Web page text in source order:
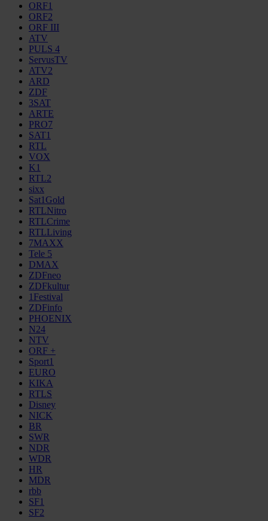
ORF1
ORF2
ORF III
ATV
PULS 4
ServusTV
ATV2
ARD
ZDF
3SAT
ARTE
PRO7
SAT1
RTL
VOX
K1
RTL2
sixx
Sat1Gold
RTLNitro
RTLCrime
RTLLiving
7MAXX
Tele 5
DMAX
ZDFneo
ZDFkultur
1Festival
ZDFinfo
PHOENIX
N24
NTV
ORF +
Sport1
EURO
KIKA
RTLS
Disney
NICK
BR
SWR
NDR
WDR
HR
MDR
rbb
SF1
SF2